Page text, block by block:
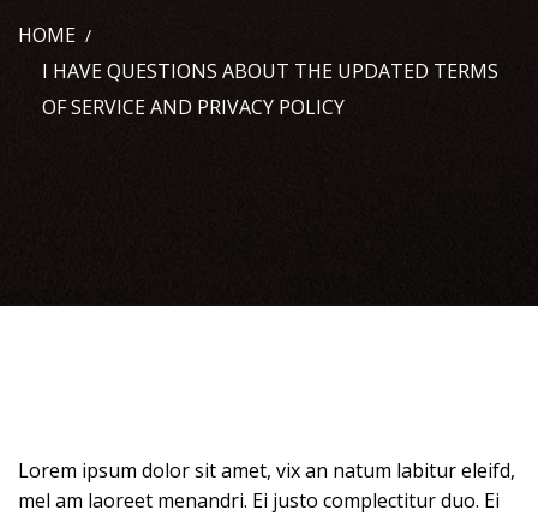
HOME
I HAVE QUESTIONS ABOUT THE UPDATED TERMS
OF SERVICE AND PRIVACY POLICY
Lorem ipsum dolor sit amet, vix an natum labitur eleifd,
mel am laoreet menandri. Ei justo complectitur duo. Ei